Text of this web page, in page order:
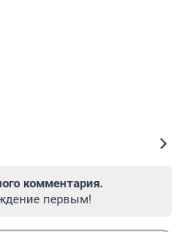
комментария.
первым!